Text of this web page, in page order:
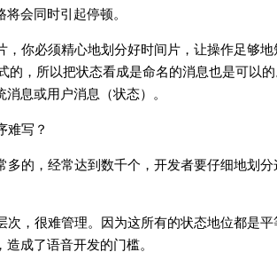
会同时引起停顿。
，你必须精心地划分好时间片，让操作足够地
的，所以把状态看成是命名的消息也是可以
息或用户消息（状态）。
难写？
多的，经常达到数千个，开发者要仔细地划
次，很难管理。因为这所有的状态地位都是平
成了语音开发的门槛。